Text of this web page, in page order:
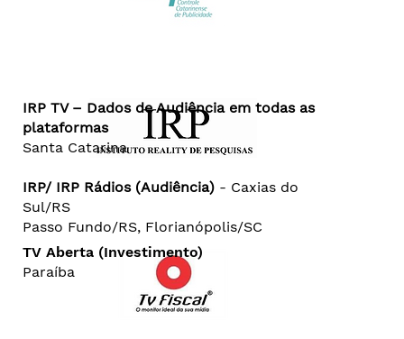
IRP TV – Dados de Audiência em todas as
plataformas
Santa Catarina
IRP/ IRP Rádios (Audiência)- Caxias do
Sul/RS
Passo Fundo/RS, Florianópolis/SC
TV Aberta (Investimento)
Paraíba